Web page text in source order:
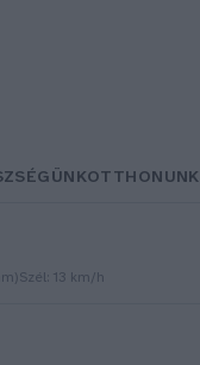
OTTHONUNK
Szél: 13 km/h